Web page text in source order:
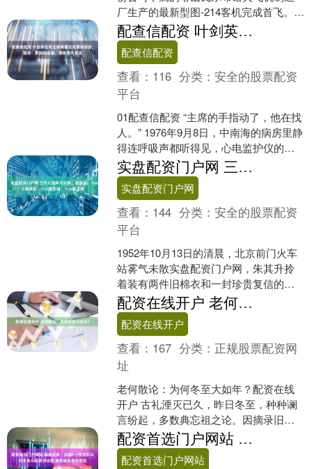
厂生产的最新型图-214客机完成首飞。
据俄罗斯联合飞机制造公司（UAC）
称，这架客机出....
配查信配资 叶剑英在毛主席病重后找粟裕谈话，强调：要加强戒备，避免意外发生
配查信配资
查看： 116 分类：安全的股票配资
平台
01配查信配资 “主席的手指动了，他在找
人。” 1976年9月8日，中南海的病房里静
得连呼吸声都听得见，心电监护仪的声
音每响一下，就像砸在人心头的一块石
头。 就....
实盘配资门户网 三个人结拜为兄弟，建国后：一人是铁匠，一人是农民，一人是主席
实盘配资门户网
查看： 144 分类：安全的股票配资
平台
1952年10月13日的清晨，北京前门火车
站雾气未散实盘配资门户网，朱其升拎
着装有两件旧棉衣和一封珍贵复信的小
木箱，踏上月台。对他来说，这趟旅程
并非简单的探亲，....
配资在线开户 老何散论：为何冬至大如年?
配资在线开户
查看： 167 分类： 正规股票配资网
址
老何散论：为何冬至大如年？配资在线
开户 古礼湮灭已久，昨日冬至，种种谰
言纷起，多数典忘祖之论。因摘录旧札
记略叙源流如次。 早在夏商周时代，中
国人就用土圭观测太阳....
配资首选门户网站 集腋成裘：法国E-3预警机与日本战斗机联合训练 美军施压委内瑞拉
配资首选门户网站